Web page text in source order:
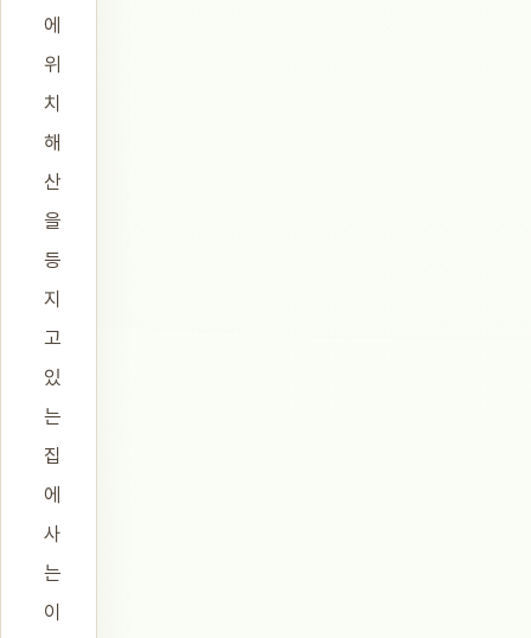
에
위
치
해
산
을
등
지
고
있
는
집
에
사
는
이